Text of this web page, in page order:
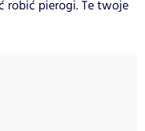
robić pierogi. Te twoje